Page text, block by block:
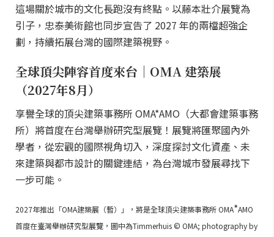
這場關於城市的文化長跑沒有終點。以藤本壯介展覽為
引子，忠泰美術館也同步宣告了 2027 年的兩檔超強企
劃，持續拓展台灣的國際建築視野。
全球頂尖陣容首度來台｜OMA 建築展
（2027年8月）
享譽全球的頂尖建築事務所 OMA*AMO（大都會建築事務
所）將首度在台灣舉辦研究型展覽！展覽將匯聚國內外
學者，從宏觀的國際視角切入，深度探討文化資產、未
來建築與都市設計的關鍵連結，為台灣城市發展尋找下
一步可能。
2027年推出「OMA建築展（暫）」，將是全球頂尖建築事務所 OMA*AMO
首度在臺灣舉辦研究型展覽，圖中為Timmerhuis © OMA; photography by